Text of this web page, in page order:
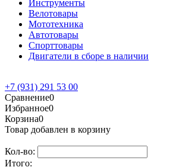
Инструменты
Велотовары
Мототехника
Автотовары
Спорттовары
Двигатели в сборе в наличии
+7 (931) 291 53 00
Сравнение0
Избранное0
Корзина0
Товар добавлен в корзину
Кол-во:
Итого: